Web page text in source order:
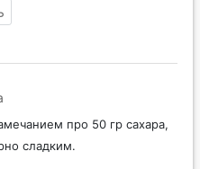
про 50 гр сахара,
сладким.